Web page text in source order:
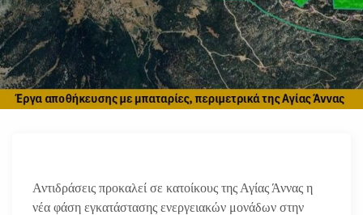
Αντιδράσεις προκαλεί σε κατοίκους της Αγίας Άννας η
νέα φάση εγκατάστασης ενεργειακών μονάδων στην